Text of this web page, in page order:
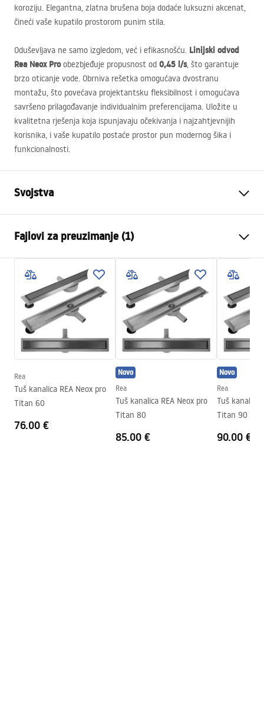
koroziju. Elegantna, zlatna brušena boja dodaće luksuzni akcenat,
čineći vaše kupatilo prostorom punim stila.
Oduševljava ne samo izgledom, već i efikasnošću. Linijski odvod
Rea Neox Proobezbjeđuje propusnost od 0,45 l/s, što garantuje
brzo oticanje vode. Obrniva rešetka omogućava dvostranu
montažu, što povećava projektantsku fleksibilnost i omogućava
savršeno prilagođavanje individualnim preferencijama. Uložite u
kvalitetna rješenja koja ispunjavaju očekivanja i najzahtjevnijih
korisnika, i vaše kupatilo postaće prostor pun modernog šika i
funkcionalnosti.
Svojstva
Tip sifona
Długość odpływu (cm)
100
Materiał odpływu
Stal nierdzewna AISI 304
Boja
Złoty szczotkowany
Vrsta maske
jednostrano lijepljenje pločice
Przepustowość
0,45 l/s
Powłoka
Nano Flex
Jamstvo
konstrukciju, 24 meseca za
ostale elemente
Fajlovi za preuzimanje (1)
Montažne upute
LINEAR-3.pdf
Rea
Tuš kanalica REA Neox pro
Titan 60
76.00 €
Novo
Rea
Tuš kanalica REA Neox pro
Titan 80
85.00 €
Novo
Rea
Tuš kanalica
Titan 90
90.00 €